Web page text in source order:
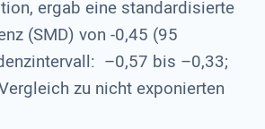
ergab eine standardisierte
(SMD) von -0,45 (95
–0,57 bis –0,33;
zu nicht exponierten